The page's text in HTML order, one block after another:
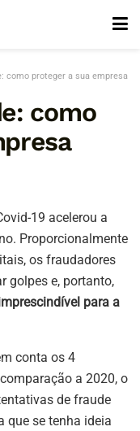
como proteger a sua empresa
como
19 acelerou a
Proporcionalmente
os fraudadores
golpes e, portanto,
para a
conta os 4
a 2020, o
de fraude
que se tenha ideia